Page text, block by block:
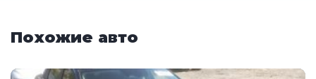
Похожие авто